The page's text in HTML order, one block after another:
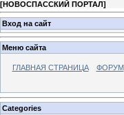
[НОВОСПАССКИЙ ПОРТАЛ]
Вход на сайт
Меню сайта
ГЛАВНАЯ СТРАНИЦА ФОРУМ
Categories